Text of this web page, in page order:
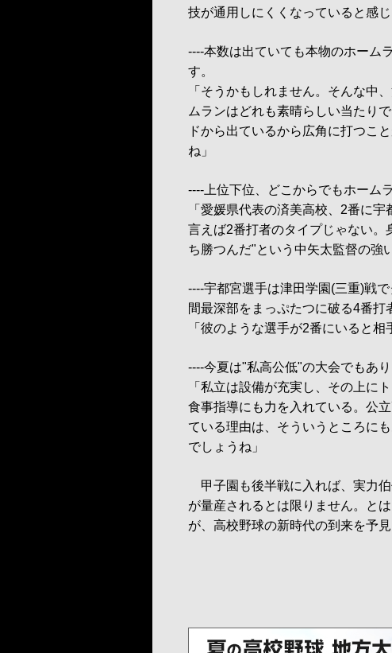
技が通用しにくくなっていると感じ
----本数は出ていても本物のホーム
す。
「そうかもしれません。そんな中
ムランはどれも素晴らしい当たり
ドから出ているから広角に打つこ
ね」
----上位下位、どこからでもホーム
「愛媛県代表の済美高校、2番に
言えば2番打者のタイプじゃない
ち勝つんだ"という中矢太監督の強
----宇都宮選手は津田学園(三重)戦
間最深部をまっぷたつに破る4番打
「彼のような選手が2番にいると相
----今夏は"私高公低"の大会でもあり
「私立は設備が充実し、その上に
食事指導にも力を入れている。公
ている理由は、そういうところに
でしょうね」
甲子園も後半戦に入れば、実力
が量産されるとは限りません。と
が、高校野球の新時代の到来を予